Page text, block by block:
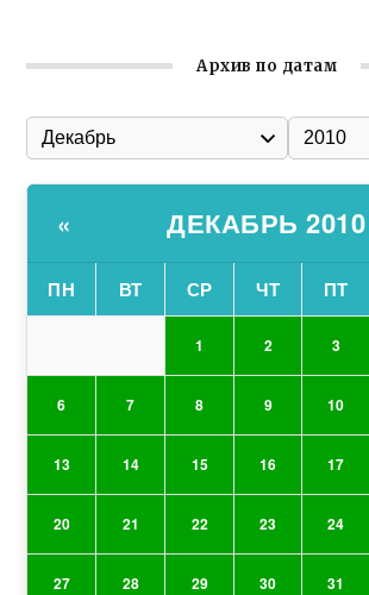
Архив по датам
« ДЕКАБРЬ 2010
ПН ВТ СР ЧТ ПТ
1 2 3
6 7 8 9 10
13 14 15 16 17
20 21 22 23 24
27 28 29 30 31